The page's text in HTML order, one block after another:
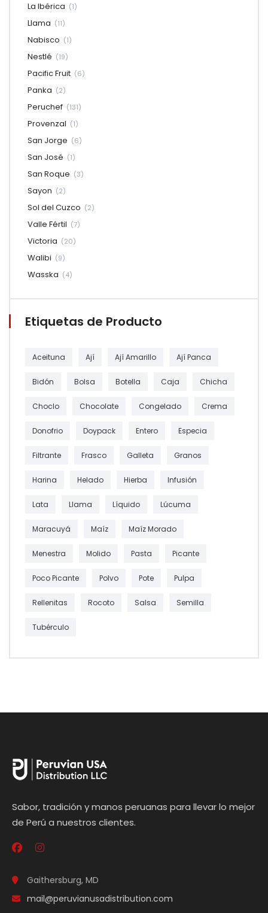
La Ibérica (1)
Llama (11)
Nabisco (1)
Nestlé (19)
Pacific Fruit (6)
Panka (2)
Peruchef (131)
Provenzal (1)
San Jorge (6)
San José (1)
San Roque (3)
Sayon (2)
Sol del Cuzco (2)
Valle Fértil (7)
Victoria (20)
Walibi (9)
Wasska (4)
Etiquetas de Producto
Aceituna Ají Ají Amarillo Ají Panca
Bidón Bolsa Botella Caja Chicha
Choclo Chocolate Congelado Crema
Donofrio Doypack Entero Especia
Filtrante Frasco Galleta Granos
Harina Helado Hierba Infusión
Lata Llama Líquido Lúcuma
Maracuyá Maíz Maíz Morado
Menestra Molido Pasta Picante
Poco Picante Polvo Pote Pulpa
Rellenitas Rocoto Salsa Semilla
Tubérculo
Sabor, tradición y manos peruanas para llevar lo mejor
de Perú a nuestros clientes.
Gaithersburg, MD
mail@peruvianusadistribution.com